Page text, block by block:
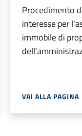
Procedimento
interesse per
immobile di
VAI ALLA PAGINA